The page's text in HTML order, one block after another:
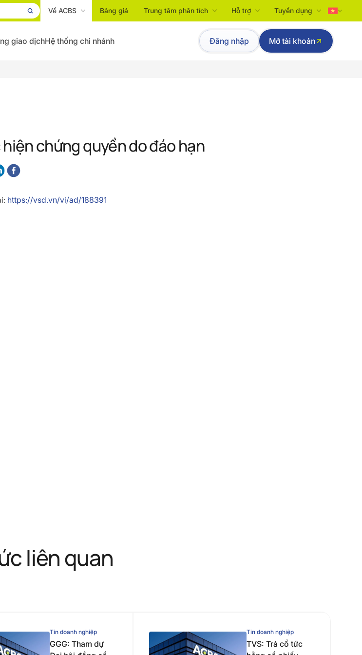
Về ACBS Bảng giá Trung tâm phân tích Hỗ trợ Tuyển dụng
Tiếng Việt
English
giao dịchHệ thống chi nhánh Đăng nhập Mở tài khoản
chứng quyền do đáo hạn
https://vsd.vn/vi/ad/188391
liên quan
Tin doanh nghiệp
GGG: Tham dự
Tin doanh nghiệp
TVS: Trả cổ tức